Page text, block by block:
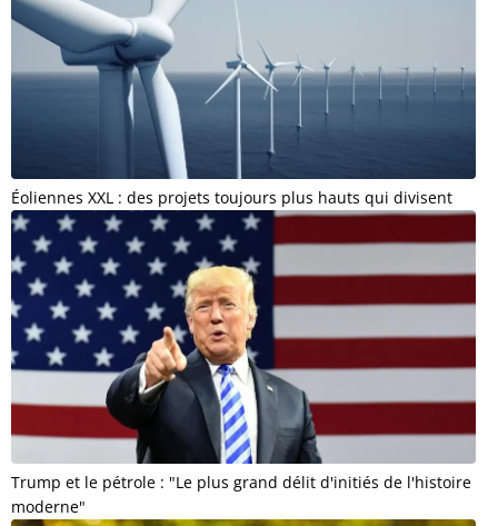
Éoliennes XXL : des projets toujours plus hauts qui divisent
Trump et le pétrole : "Le plus grand délit d'initiés de l'histoire
moderne"